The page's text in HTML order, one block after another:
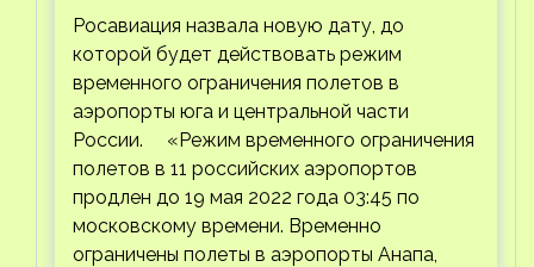
Росавиация назвала новую дату, до
которой будет действовать режим
временного ограничения полетов в
аэропорты юга и центральной части
России. «Режим временного ограничения
полетов в 11 российских аэропортов
продлен до 19 мая 2022 года 03:45 по
московскому времени. Временно
ограничены полеты в аэропорты Анапа,